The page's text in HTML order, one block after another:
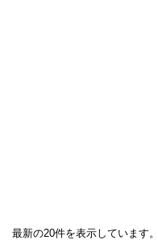
最新の20件を表示しています。